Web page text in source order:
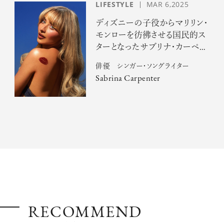
LIFESTYLE MAR 6,2025
ディズニーの子役からマリリン・
モンローを彷彿させる国民的ス
ターとなったサブリナ・カーペン
俳優 シンガー・ソングライター
Sabrina Carpenter
RECOMMEND